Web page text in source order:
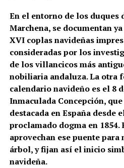
En el entorno de los duques
Marchena, se documentan
XVI coplas navideñas
consideradas por los
de los villancicos más
nobiliaria andaluza. La otra
calendario navideño es el 8
Inmaculada Concepción,
destacada en España desde
proclamado dogma en 1854.
aprovechan ese puente
árbol, y fijan así el inicio
navideña.